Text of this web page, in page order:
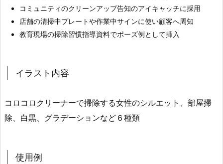
コミュニティのクリーンアップ告知のアイキャッチに採用
店舗の清掃中プレートや作業中サインに使い顧客へ周知
教育現場の掃除習慣指導資料でポーズ例として挿入
イラスト内容
コロコロクリーナーで掃除する女性のシルエット、部屋掃
除、白黒、グラデーションなど６種類
使用例